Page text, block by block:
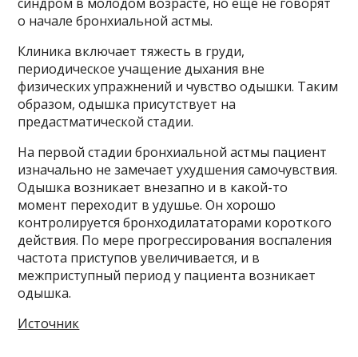
о начале бронхиальной астмы.
Клиника включает тяжесть в груди,
периодическое учащение дыхания вне
физических упражнений и чувство одышки. Таким
образом, одышка присутствует на
предастматической стадии.
На первой стадии бронхиальной астмы пациент
изначально не замечает ухудшения самочувствия.
Одышка возникает внезапно и в какой-то
момент переходит в удушье. Он хорошо
контролируется бронходилататорами короткого
действия. По мере прогрессирования воспаления
частота приступов увеличивается, и в
межприступный период у пациента возникает
одышка.
Источник